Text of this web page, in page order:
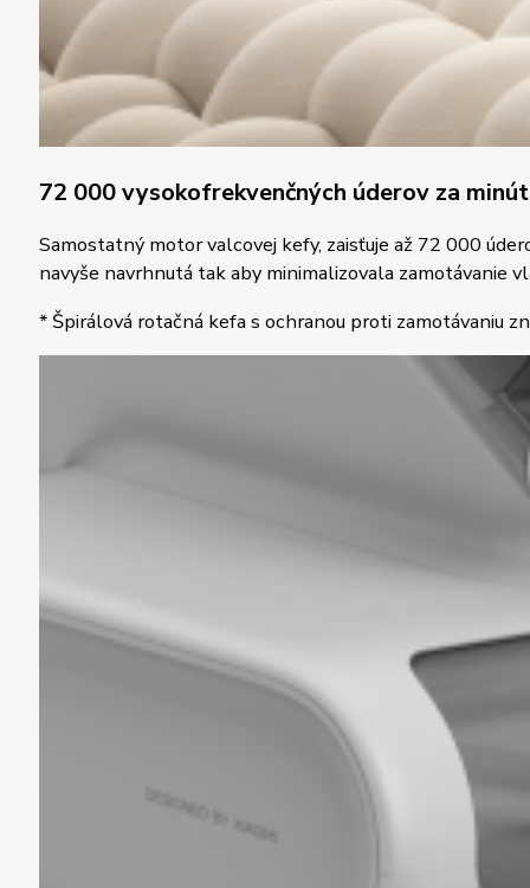
72 000 vysokofrekvenčných úderov za
Samostatný motor valcovej kefy, zaisťuje až 72 000
navyše navrhnutá tak aby minimalizovala zamotávanie
* Špirálová rotačná kefa s ochranou proti zamotávaniu